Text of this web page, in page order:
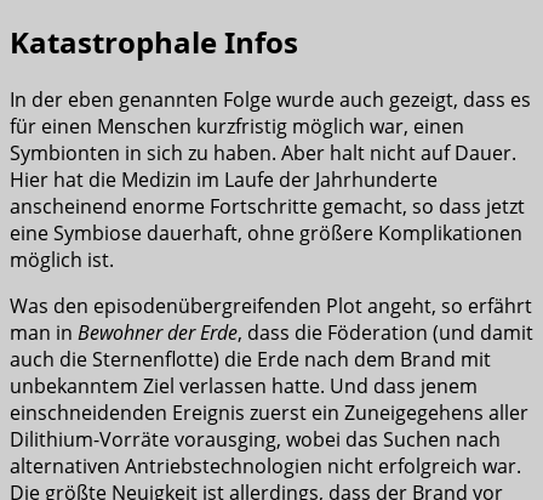
Katastrophale Infos
In der eben genannten Folge wurde auch gezeigt, dass es
für einen Menschen kurzfristig möglich war, einen
Symbionten in sich zu haben. Aber halt nicht auf Dauer.
Hier hat die Medizin im Laufe der Jahrhunderte
anscheinend enorme Fortschritte gemacht, so dass jetzt
eine Symbiose dauerhaft, ohne größere Komplikationen
möglich ist.
Was den episodenübergreifenden Plot angeht, so erfährt
man in BewohnerderErde, dass die Föderation (und damit
auch die Sternenflotte) die Erde nach dem Brand mit
unbekanntem Ziel verlassen hatte. Und dass jenem
einschneidenden Ereignis zuerst ein Zuneigegehens aller
Dilithium-Vorräte vorausging, wobei das Suchen nach
alternativen Antriebstechnologien nicht erfolgreich war.
Die größte Neuigkeit ist allerdings, dass der Brand vor